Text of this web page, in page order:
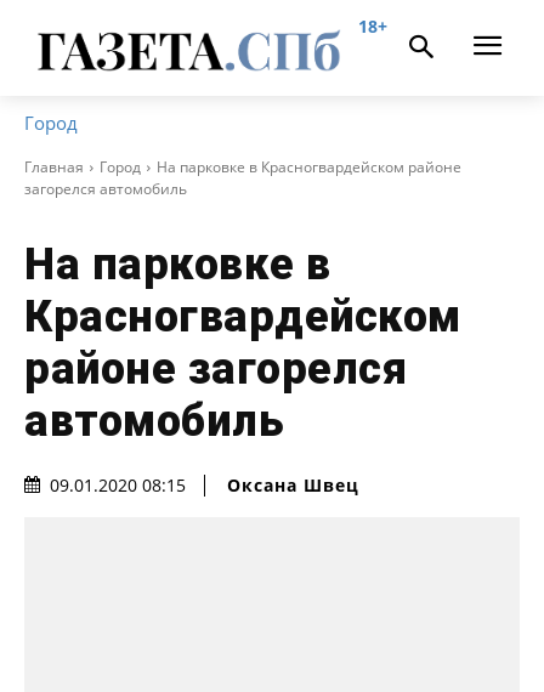
18+
Город
Главная Город
На парковке в Красногвардейском районе
загорелся автомобиль
На парковке в
Красногвардейском
районе загорелся
автомобиль
09.01.2020 08:15 Оксана Швец